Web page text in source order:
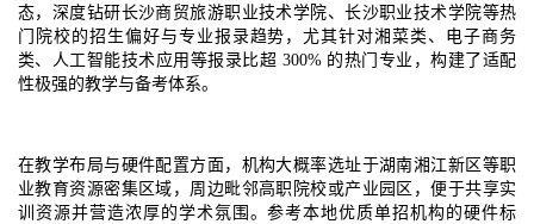
态，深度钻研长沙商贸旅游职业技术学院、长沙职业技术学院等热
门院校的招生偏好与专业报录趋势，尤其针对湘菜类、电子商务
类、人工智能技术应用等报录比超 300% 的热门专业，构建了适配
性极强的教学与备考体系。​
在教学布局与硬件配置方面，机构大概率选址于湖南湘江新区等职
业教育资源密集区域，周边毗邻高职院校或产业园区，便于共享实
训资源并营造浓厚的学术氛围。参考本地优质单招机构的硬件标